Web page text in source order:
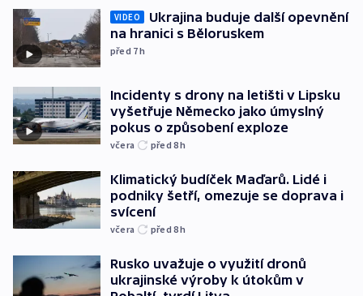
VIDEO
Ukrajina buduje další opevnění
na hranici s Běloruskem
před 7h
Incidenty s drony na letišti v Lipsku
vyšetřuje Německo jako úmyslný
pokus o způsobení exploze
včera před 8h
Klimatický budíček Maďarů. Lidé i
podniky šetří, omezuje se doprava i
svícení
včera před 8h
Rusko uvažuje o využití dronů
ukrajinské výroby k útokům v